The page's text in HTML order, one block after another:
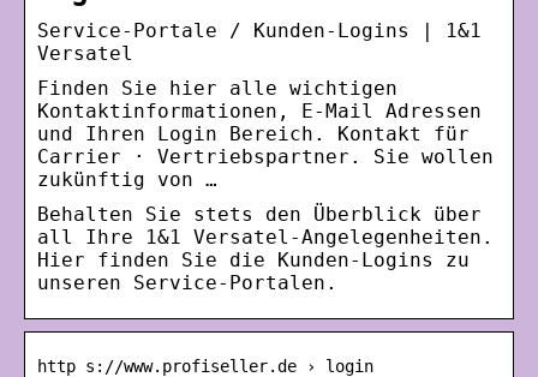
Service-Portale / Kunden-Logins | 1&1
Versatel
Finden Sie hier alle wichtigen
Kontaktinformationen, E-Mail Adressen
und Ihren Login Bereich. Kontakt für
Carrier · Vertriebspartner. Sie wollen
zukünftig von …
Behalten Sie stets den Überblick über
all Ihre 1&1 Versatel-Angelegenheiten.
Hier finden Sie die Kunden-Logins zu
unseren Service-Portalen.
http s://www.profiseller.de › login